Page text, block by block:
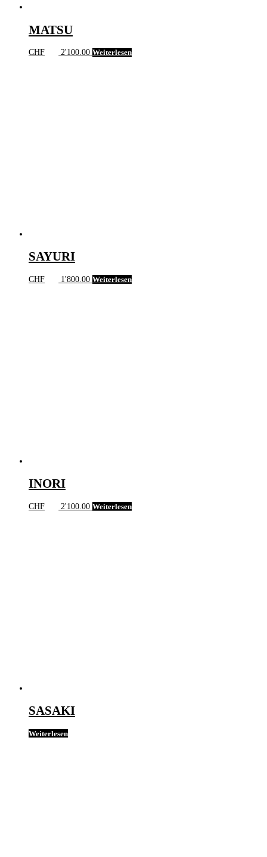
MATSU
CHF 2'100.00 Weiterlesen
SAYURI
CHF 1'800.00 Weiterlesen
INORI
CHF 2'100.00 Weiterlesen
SASAKI
Weiterlesen